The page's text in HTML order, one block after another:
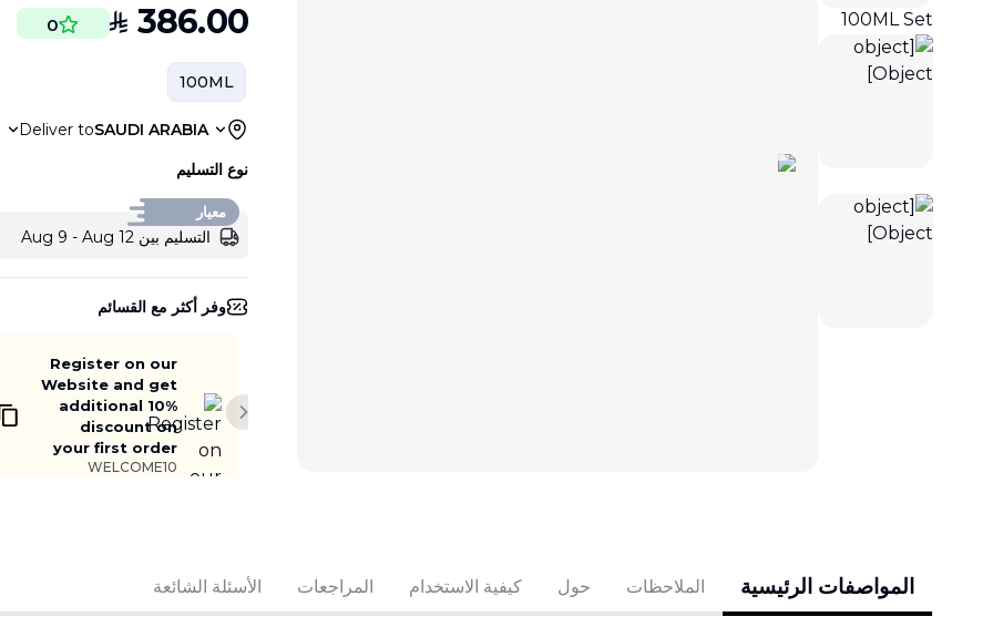
SAR 386.00
0
100ML
Deliver toSAUDI ARABIA
نوع التسليم
معيار
التسليم بين Aug 9 - Aug 12
وفر أكثر مع القسائم
Register on our
Website and get
additional 10%
discount on
your first order
WELCOME10
Next slide
المواصفات الرئيسية الملاحظات حول كيفية الاستخدام المراجعات الأسئلة الشائعة